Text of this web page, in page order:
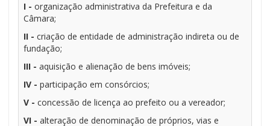
I - organização administrativa da Prefeitura e da
Câmara;
II - criação de entidade de administração indireta ou de
fundação;
III - aquisição e alienação de bens imóveis;
IV - participação em consórcios;
V - concessão de licença ao prefeito ou a vereador;
VI - alteração de denominação de próprios, vias e